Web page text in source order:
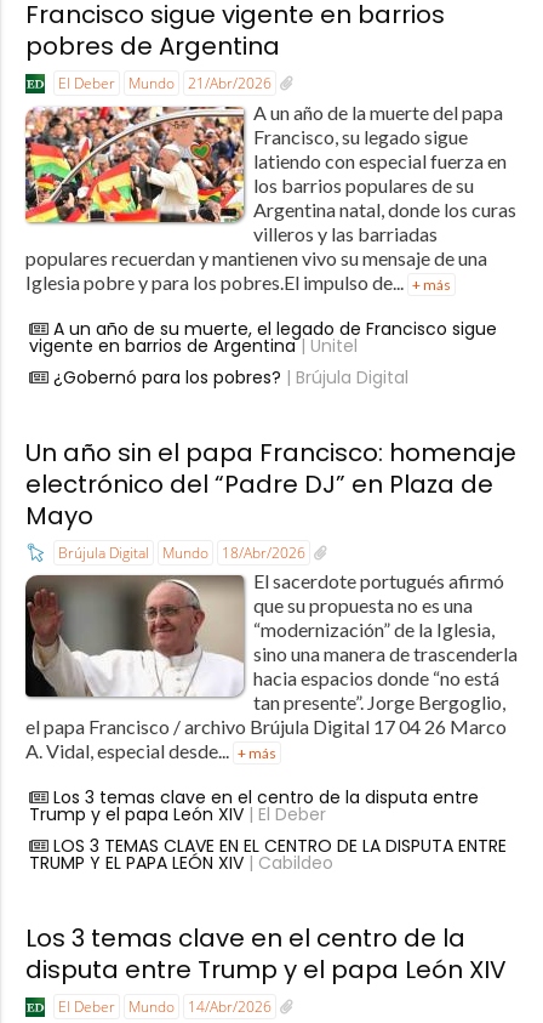
Francisco sigue vigente en barrios
pobres de Argentina
El Deber Mundo 21/Abr/2026
A un año de la muerte del papa
Francisco, su legado sigue
latiendo con especial fuerza en
los barrios populares de su
Argentina natal, donde los curas
villeros y las barriadas
populares recuerdan y mantienen vivo su mensaje de una
Iglesia pobre y para los pobres.El impulso de...
+ más
A un año de su muerte, el legado de Francisco sigue
vigente en barrios de Argentina| Unitel
¿Gobernó para los pobres? | Brújula Digital
Un año sin el papa Francisco: homenaje
electrónico del “Padre DJ” en Plaza de
Mayo
Brújula Digital Mundo 18/Abr/2026
El sacerdote portugués afirmó
que su propuesta no es una
“modernización” de la Iglesia,
sino una manera de trascenderla
hacia espacios donde “no está
tan presente”. Jorge Bergoglio,
el papa Francisco / archivo Brújula Digital 17 04 26 Marco
A. Vidal, especial desde... + más
Los 3 temas clave en el centro de la disputa entre
Trump y el papa León XIV| El Deber
LOS 3 TEMAS CLAVE EN EL CENTRO DE LA DISPUTA ENTRE
TRUMP Y EL PAPA LEÓN XIV| Cabildeo
Los 3 temas clave en el centro de la
disputa entre Trump y el papa León XIV
El Deber Mundo 14/Abr/2026